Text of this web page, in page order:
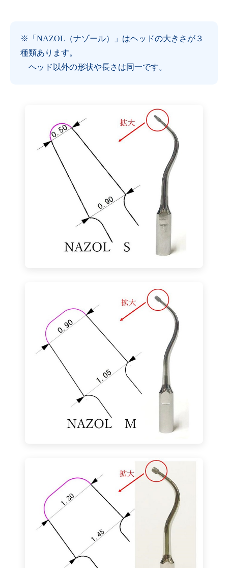
※「NAZOL（ナゾール）」はヘッドの大きさが３
種類あります。
ヘッド以外の形状や長さは同一です。